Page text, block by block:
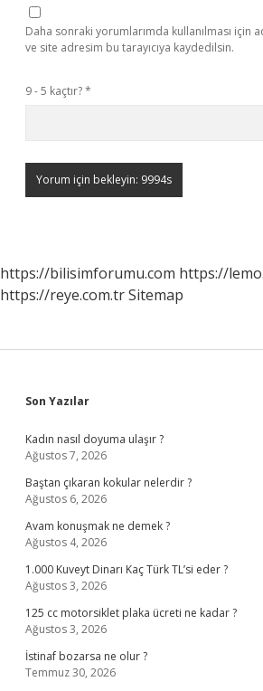
Daha sonraki yorumlarımda kullanılması için
ve site adresim bu tarayıcıya kaydedilsin.
9 - 5 kaçtır?*
https://bilisimforumu.com https://
https://reye.com.trSitemap
Sidebar
Son Yazılar
Kadın nasıl doyuma ulaşır ?
Ağustos 7, 2026
Baştan çıkaran kokular nelerdir ?
Ağustos 6, 2026
Avam konuşmak ne demek ?
Ağustos 4, 2026
1.000 Kuveyt Dinarı Kaç Türk TL’si eder ?
Ağustos 3, 2026
125 cc motorsiklet plaka ücreti ne kadar ?
Ağustos 3, 2026
İstinaf bozarsa ne olur ?
Temmuz 30, 2026